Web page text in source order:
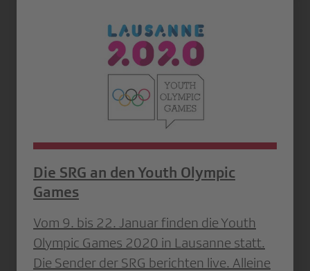
Die SRG an den Youth Olympic
Games
Vom 9. bis 22. Januar finden die Youth
Olympic Games 2020 in Lausanne statt.
Die Sender der SRG berichten live. Alleine